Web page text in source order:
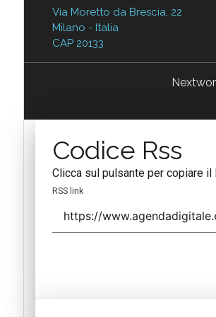
Via Moretto da Brescia, 22
Milano - Italia
CAP 20133
Codice Rss
Clicca sul pulsante per copiare il
RSS link